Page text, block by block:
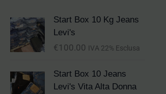
Start Box 10 Kg Jeans
Levi's
€ 100.00 IVA 22% Esclusa
Start Box 10 Jeans
Levi's Vita Alta Donna